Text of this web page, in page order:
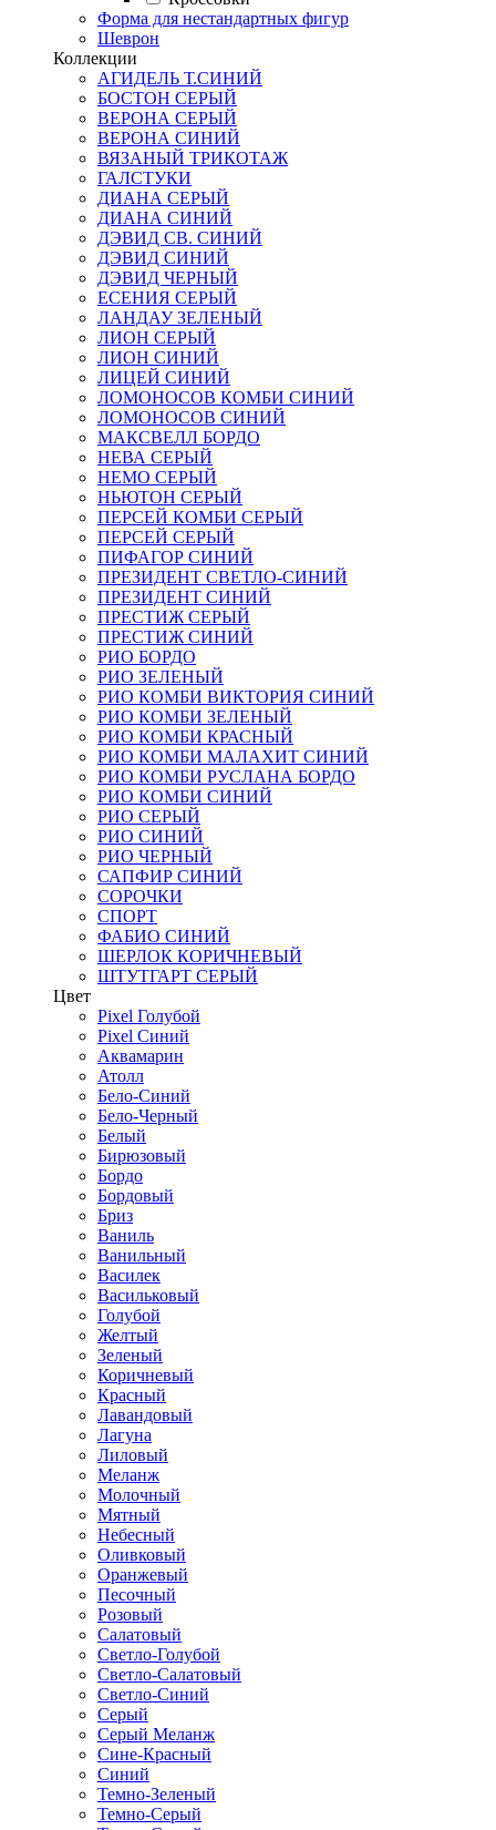
Форма для нестандартных фигур
Шеврон
Коллекции
АГИДЕЛЬ Т.СИНИЙ
БОСТОН СЕРЫЙ
ВЕРОНА СЕРЫЙ
ВЕРОНА СИНИЙ
ВЯЗАНЫЙ ТРИКОТАЖ
ГАЛСТУКИ
ДИАНА СЕРЫЙ
ДИАНА СИНИЙ
ДЭВИД СВ. СИНИЙ
ДЭВИД СИНИЙ
ДЭВИД ЧЕРНЫЙ
ЕСЕНИЯ СЕРЫЙ
ЛАНДАУ ЗЕЛЕНЫЙ
ЛИОН СЕРЫЙ
ЛИОН СИНИЙ
ЛИЦЕЙ СИНИЙ
ЛОМОНОСОВ КОМБИ СИНИЙ
ЛОМОНОСОВ СИНИЙ
МАКСВЕЛЛ БОРДО
НЕВА СЕРЫЙ
НЕМО СЕРЫЙ
НЬЮТОН СЕРЫЙ
ПЕРСЕЙ КОМБИ СЕРЫЙ
ПЕРСЕЙ СЕРЫЙ
ПИФАГОР СИНИЙ
ПРЕЗИДЕНТ СВЕТЛО-СИНИЙ
ПРЕЗИДЕНТ СИНИЙ
ПРЕСТИЖ СЕРЫЙ
ПРЕСТИЖ СИНИЙ
РИО БОРДО
РИО ЗЕЛЕНЫЙ
РИО КОМБИ ВИКТОРИЯ СИНИЙ
РИО КОМБИ ЗЕЛЕНЫЙ
РИО КОМБИ КРАСНЫЙ
РИО КОМБИ МАЛАХИТ СИНИЙ
РИО КОМБИ РУСЛАНА БОРДО
РИО КОМБИ СИНИЙ
РИО СЕРЫЙ
РИО СИНИЙ
РИО ЧЕРНЫЙ
САПФИР СИНИЙ
СОРОЧКИ
СПОРТ
ФАБИО СИНИЙ
ШЕРЛОК КОРИЧНЕВЫЙ
ШТУТГАРТ СЕРЫЙ
Цвет
Pixel Голубой
Pixel Синий
Аквамарин
Атолл
Бело-Синий
Бело-Черный
Белый
Бирюзовый
Бордо
Бордовый
Бриз
Ваниль
Ванильный
Василек
Васильковый
Голубой
Желтый
Зеленый
Коричневый
Красный
Лавандовый
Лагуна
Лиловый
Меланж
Молочный
Мятный
Небесный
Оливковый
Оранжевый
Песочный
Розовый
Салатовый
Светло-Голубой
Светло-Салатовый
Светло-Синий
Серый
Серый Меланж
Сине-Красный
Синий
Темно-Зеленый
Темно-Серый